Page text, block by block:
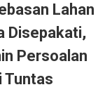
Lahan
Disepakati,
Persoalan
Tuntas